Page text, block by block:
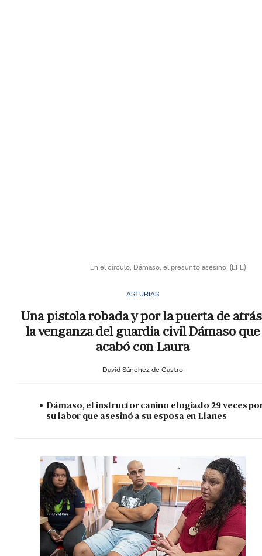
En el círculo, Dámaso, el presunto asesino. (EFE)
ASTURIAS
Una pistola robada y por la puerta de
la venganza del guardia civil Dámaso que
acabó con Laura
David Sánchez de Castro
Dámaso, el instructor canino elogiado 29 veces
su labor que asesinó a su esposa en Llanes